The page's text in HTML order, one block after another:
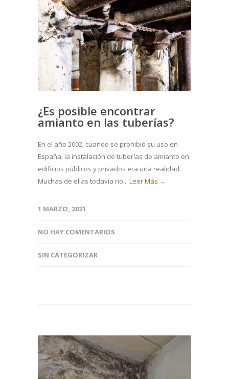
¿Es posible encontrar
amianto en las tuberías?
En el año 2002, cuando se prohibió su uso en
España, la instalación de tuberías de amianto en
edificios públicos y privados era una realidad.
Muchas de ellas todavía no... Leer Más →
1 MARZO, 2021
NO HAY COMENTARIOS
SIN CATEGORIZAR